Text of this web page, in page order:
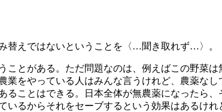
替えではないということを〈…聞き取れず…〉。
とがある。ただ問題なのは、例えばこの野菜は
をやっている人はみんな言うけれど、農薬な
ことはできる。日本全体が無農薬になったら
るからそれをセーブするという効果はあるけ